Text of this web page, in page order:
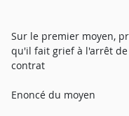
Sur le premier moyen,
qu'il fait grief à l'arrêt
contrat
Enoncé du moyen